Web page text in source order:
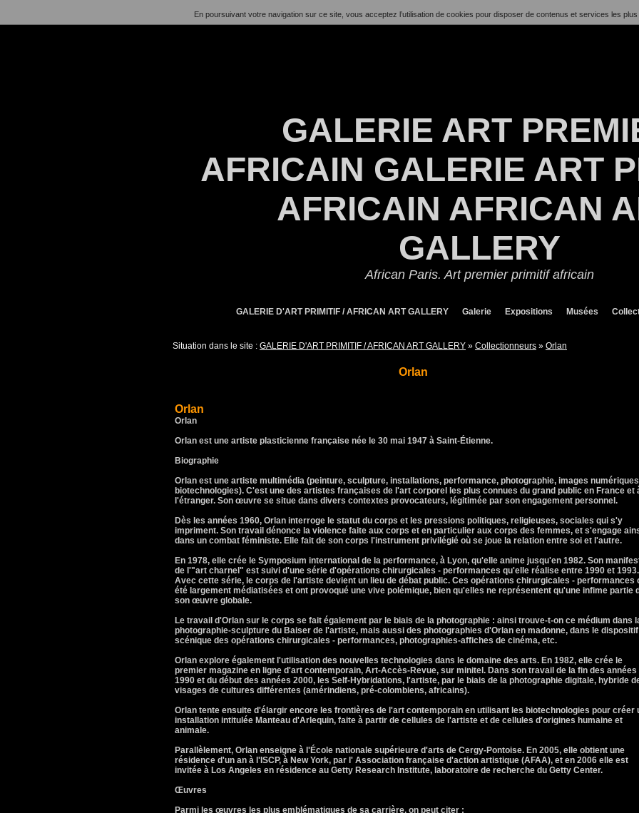
En poursuivant votre navigation sur ce site, vous acceptez l’utilisation de cookies pour disposer de contenus et services les
GALERIE ART
AFRICAIN GALERIE ART
AFRICAIN AFRICAN
GALLERY
African Paris. Art premier primitif africain
GALERIE D'ART PRIMITIF / AFRICAN ART GALLERY Galerie Expositions Musées
Situation dans le site : GALERIE D'ART PRIMITIF / AFRICAN ART GALLERY » Collectionneurs » Orlan
Orlan
Orlan
Orlan
Orlan est une artiste plasticienne française née le 30 mai 1947 à Saint-Étienne.
Biographie
Orlan est une artiste multimédia (peinture, sculpture, installations, performance, photographie, images
biotechnologies). C'est une des artistes françaises de l'art corporel les plus connues du grand public en France et
l'étranger. Son œuvre se situe dans divers contextes provocateurs, légitimée par son engagement personnel.
Dès les années 1960, Orlan interroge le statut du corps et les pressions politiques, religieuses, sociales qui s'y
impriment. Son travail dénonce la violence faite aux corps et en particulier aux corps des femmes, et s'engage
dans un combat féministe. Elle fait de son corps l'instrument privilégié où se joue la relation entre soi et l'autre.
En 1978, elle crée le Symposium international de la performance, à Lyon, qu'elle anime jusqu'en 1982. Son
de l'"art charnel" est suivi d'une série d'opérations chirurgicales - performances qu'elle réalise entre 1990 et 1993.
Avec cette série, le corps de l'artiste devient un lieu de débat public. Ces opérations chirurgicales - performances
été largement médiatisées et ont provoqué une vive polémique, bien qu'elles ne représentent qu'une infime partie
son œuvre globale.
Le travail d'Orlan sur le corps se fait également par le biais de la photographie : ainsi trouve-t-on ce médium dans
photographie-sculpture du Baiser de l'artiste, mais aussi des photographies d'Orlan en madonne, dans le dispositif
scénique des opérations chirurgicales - performances, photographies-affiches de cinéma, etc.
Orlan explore également l'utilisation des nouvelles technologies dans le domaine des arts. En 1982, elle crée le
premier magazine en ligne d'art contemporain, Art-Accès-Revue, sur minitel. Dans son travail de la fin des années
1990 et du début des années 2000, les Self-Hybridations, l'artiste, par le biais de la photographie digitale, hybride
visages de cultures différentes (amérindiens, pré-colombiens, africains).
Orlan tente ensuite d'élargir encore les frontières de l'art contemporain en utilisant les biotechnologies pour créer
installation intitulée Manteau d'Arlequin, faite à partir de cellules de l'artiste et de cellules d'origines humaine et
animale.
Parallèlement, Orlan enseigne à l'École nationale supérieure d'arts de Cergy-Pontoise. En 2005, elle obtient une
résidence d'un an à l'ISCP, à New York, par l' Association française d'action artistique (AFAA), et en 2006 elle est
invitée à Los Angeles en résidence au Getty Research Institute, laboratoire de recherche du Getty Center.
Œuvres
Parmi les œuvres les plus emblématiques de sa carrière, on peut citer :